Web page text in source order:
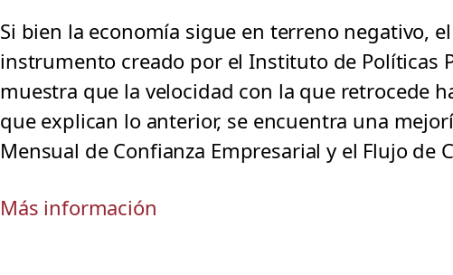
Si bien la economía sigue en terreno negativo,
instrumento creado por el Instituto de Políticas
muestra que la velocidad con la que retrocede
que explican lo anterior, se encuentra una
Mensual de Confianza Empresarial y el Flujo de
Más información